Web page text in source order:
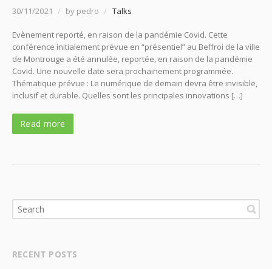
30/11/2021 / by pedro / Talks
Evènement reporté, en raison de la pandémie Covid. Cette
conférence initialement prévue en “présentiel” au Beffroi de la ville
de Montrouge a été annulée, reportée, en raison de la pandémie
Covid. Une nouvelle date sera prochainement programmée.
Thématique prévue : Le numérique de demain devra être invisible,
inclusif et durable. Quelles sont les principales innovations […]
Read more
RECENT POSTS